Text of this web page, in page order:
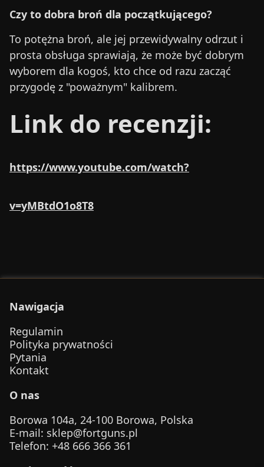
Czy to dobra broń dla początkującego?
To potężna broń, ale jej przewidywalny odrzut i
prosta obsługa sprawiają, że może być dobrym
wyborem dla kogoś, kto chce od razu zacząć
przygodę z "poważnym" kalibrem.
Link do recenzji:
https://www.youtube.com/watch?
v=yMBtdO1o8T8
Nawigacja
Regulamin
Polityka prywatności
Pytania
Kontakt
O nas
Borowa 104a, 24-100 Borowa, Polska
E-mail: sklep@fortguns.pl
Telefon: +48 666 366 361